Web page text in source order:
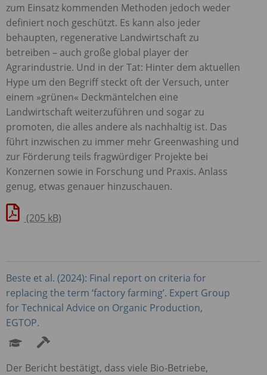
zum Einsatz kommenden Methoden jedoch weder
definiert noch geschützt. Es kann also jeder
behaupten, regenerative Landwirtschaft zu
betreiben – auch große global player der
Agrarindustrie. Und in der Tat: Hinter dem aktuellen
Hype um den Begriff steckt oft der Versuch, unter
einem »grünen« Deckmäntelchen eine
Landwirtschaft weiterzuführen und sogar zu
promoten, die alles andere als nachhaltig ist. Das
führt inzwischen zu immer mehr Greenwashing und
zur Förderung teils fragwürdiger Projekte bei
Konzernen sowie in Forschung und Praxis. Anlass
genug, etwas genauer hinzuschauen.
(205 kB)
Beste et al. (2024): Final report on criteria for
replacing the term ‘factory farming’. Expert Group
for Technical Advice on Organic Production,
EGTOP.
Der Bericht bestätigt, dass viele Bio-Betriebe,